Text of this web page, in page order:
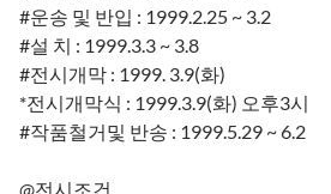
#운송 및 반입 : 1999.2.25 ~ 3.2
#설 치 : 1999.3.3 ~ 3.8
#전시개막 : 1999. 3.9(화)
*전시개막식 : 1999.3.9(화) 오후3시
#작품철거및 반송 : 1999.5.29 ~ 6.2
@전시조건